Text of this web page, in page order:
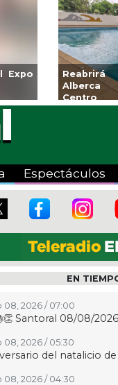
la
Espectáculos
EN
08, 2026 / 07:00
Santoral 08/08/2026
08, 2026 / 05:30
del natalicio
08, 2026 / 04:30